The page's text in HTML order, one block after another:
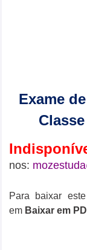
Exame
nos:
Para baixar
em Baixar em